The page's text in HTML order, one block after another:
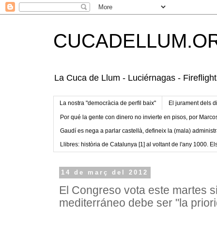
La Cuca de Llum - Luciérnagas -
La nostra "democràcia de perfil baix" El jurament dels
Por qué la gente con dinero no invierte en pisos, por
Gaudí es nega a parlar castellà, defineix la (mala)
Llibres: història de Catalunya [1] al voltant de l'any 1000.
14 de març del 2012
El Congreso vota este martes
mediterráneo debe ser "la